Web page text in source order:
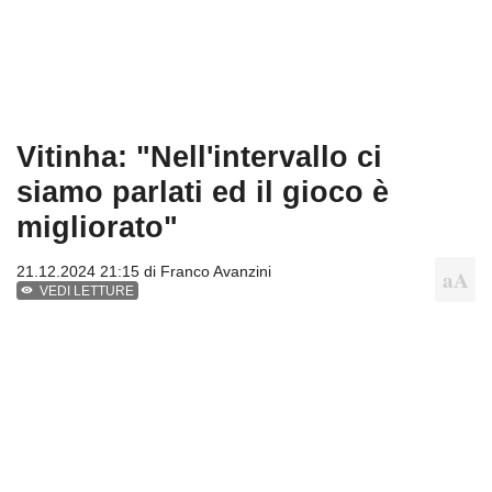
Vitinha: "Nell'intervallo ci
siamo parlati ed il gioco è
migliorato"
21.12.2024 21:15 di Franco Avanzini
VEDI LETTURE